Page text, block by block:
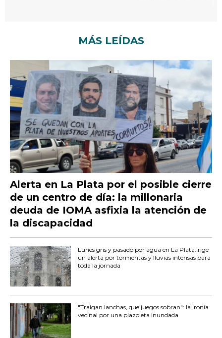
MÁS LEÍDAS
Alerta en La Plata por el posible cierre
de un centro de día: la millonaria
deuda de IOMA asfixia la atención de
la discapacidad
Lunes gris y pasado por agua en La Plata: rige
un alerta por tormentas y lluvias intensas para
toda la jornada
"Traigan lanchas, que juegos sobran": la ironía
vecinal por una plazoleta inundada